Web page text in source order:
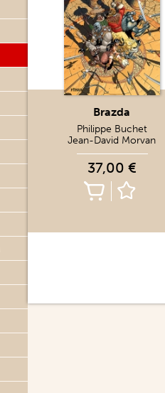
Brazda
Philippe Buchet
Jean-David Morvan
37,00 €